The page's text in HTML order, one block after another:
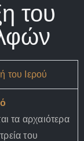
του
του Ιερού
τα αρχαιότερα
του